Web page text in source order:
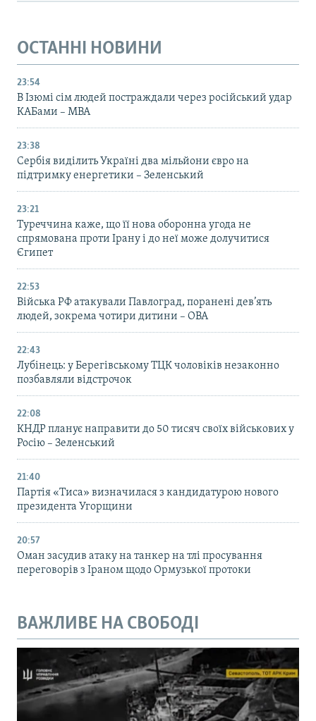
ОСТАННІ НОВИНИ
23:54
В Ізюмі сім людей постраждали через російський удар
КАБами – МВА
23:38
Сербія виділить Україні два мільйони євро на
підтримку енергетики – Зеленський
23:21
Туреччина каже, що її нова оборонна угода не
спрямована проти Ірану і до неї може долучитися
Єгипет
22:53
Війська РФ атакували Павлоград, поранені дев’ять
людей, зокрема чотири дитини – ОВА
22:43
Лубінець: у Берегівському ТЦК чоловіків незаконно
позбавляли відстрочок
22:08
КНДР планує направити до 50 тисяч своїх військових у
Росію – Зеленський
21:40
Партія «Тиса» визначилася з кандидатурою нового
президента Угорщини
20:57
Оман засудив атаку на танкер на тлі просування
переговорів з Іраном щодо Ормузької протоки
ВАЖЛИВЕ НА СВОБОДІ